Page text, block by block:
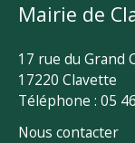
Mairie de
17 rue du Grand
17220 Clavette
Téléphone : 05
Nous contacter